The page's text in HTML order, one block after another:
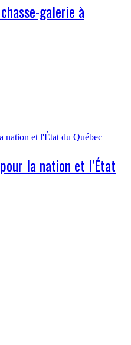
galerie à
la nation et l’État